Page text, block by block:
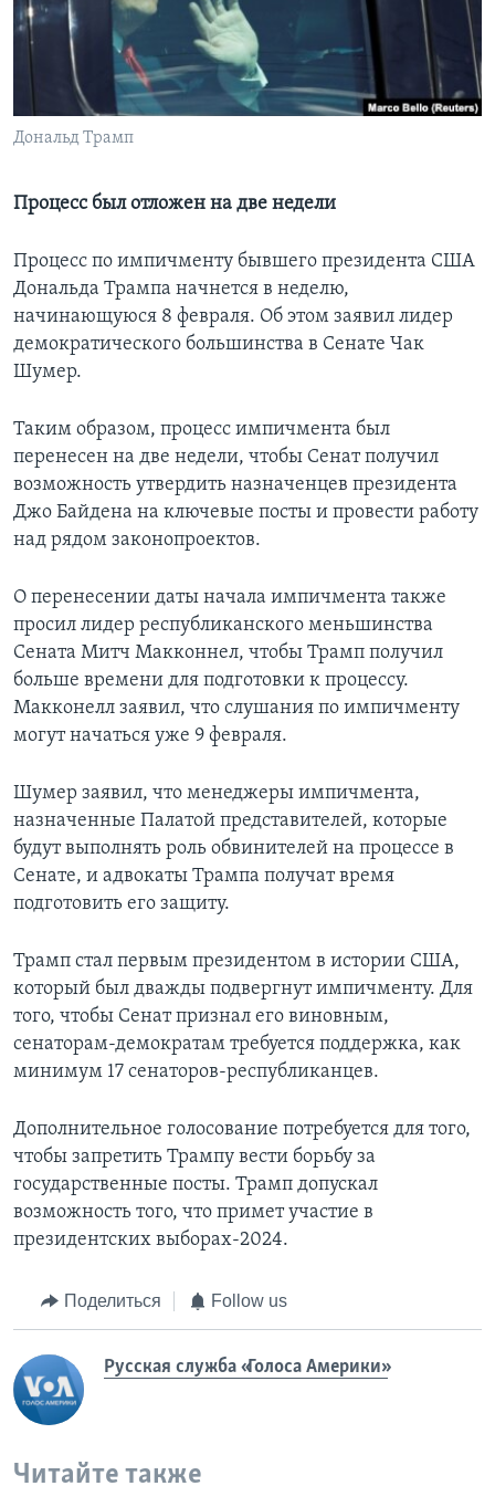
Learning English
СОЦИАЛЬНЫЕ СЕТИ
Языки
Дональд Трамп
Процесс был отложен на две недели
Процесс по импичменту бывшего президента США
Дональда Трампа начнется в неделю,
начинающуюся 8 февраля. Об этом заявил лидер
демократического большинства в Сенате Чак
Шумер.
Таким образом, процесс импичмента был
перенесен на две недели, чтобы Сенат получил
возможность утвердить назначенцев президента
Джо Байдена на ключевые посты и провести работу
над рядом законопроектов.
О перенесении даты начала импичмента также
просил лидер республиканского меньшинства
Сената Митч Макконнел, чтобы Трамп получил
больше времени для подготовки к процессу.
Макконелл заявил, что слушания по импичменту
могут начаться уже 9 февраля.
Шумер заявил, что менеджеры импичмента,
назначенные Палатой представителей, которые
будут выполнять роль обвинителей на процессе в
Сенате, и адвокаты Трампа получат время
подготовить его защиту.
Трамп стал первым президентом в истории США,
который был дважды подвергнут импичменту. Для
того, чтобы Сенат признал его виновным,
сенаторам-демократам требуется поддержка, как
минимум 17 сенаторов-республиканцев.
Дополнительное голосование потребуется для того,
чтобы запретить Трампу вести борьбу за
государственные посты. Трамп допускал
возможность того, что примет участие в
президентских выборах-2024.
Поделиться Follow us
Русская служба «Голоса Америки»
Читайте также